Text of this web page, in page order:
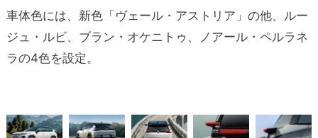
車体色には、新色「ヴェール・アストリア」の他、ルー
ジュ・ルビ、ブラン・オケニトゥ、ノアール・ペルラネ
ラの4色を設定。